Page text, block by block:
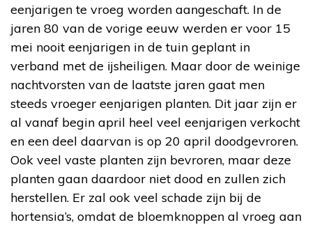
eenjarigen te vroeg worden aangeschaft. In de
jaren 80 van de vorige eeuw werden er voor 15
mei nooit eenjarigen in de tuin geplant in
verband met de ijsheiligen. Maar door de weinige
nachtvorsten van de laatste jaren gaat men
steeds vroeger eenjarigen planten. Dit jaar zijn er
al vanaf begin april heel veel eenjarigen verkocht
en een deel daarvan is op 20 april doodgevroren.
Ook veel vaste planten zijn bevroren, maar deze
planten gaan daardoor niet dood en zullen zich
herstellen. Er zal ook veel schade zijn bij de
hortensia’s, omdat de bloemknoppen al vroeg aan